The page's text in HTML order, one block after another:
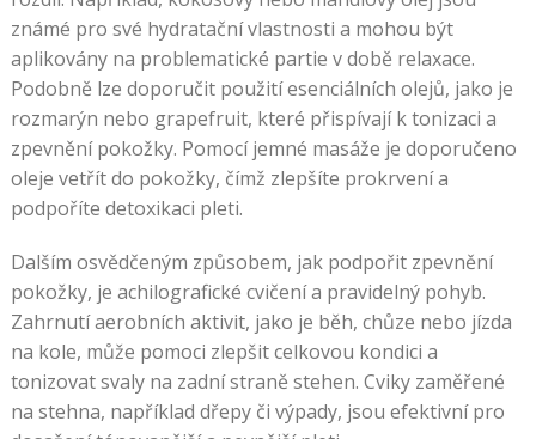
známé pro své hydratační vlastnosti a mohou být
aplikovány na problematické partie v době relaxace.
Podobně lze doporučit použití esenciálních olejů, jako je
rozmarýn nebo grapefruit, které přispívají k tonizaci a
zpevnění pokožky. Pomocí jemné masáže je doporučeno
oleje vetřít do pokožky, čímž zlepšíte prokrvení a
podpoříte detoxikaci pleti.
Dalším osvědčeným způsobem, jak podpořit zpevnění
pokožky, je achilografické cvičení a pravidelný pohyb.
Zahrnutí aerobních aktivit, jako je běh, chůze nebo jízda
na kole, může pomoci zlepšit celkovou kondici a
tonizovat svaly na zadní straně stehen. Cviky zaměřené
na stehna, například dřepy či výpady, jsou efektivní pro